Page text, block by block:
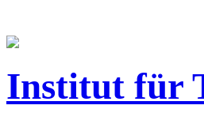
Institut für